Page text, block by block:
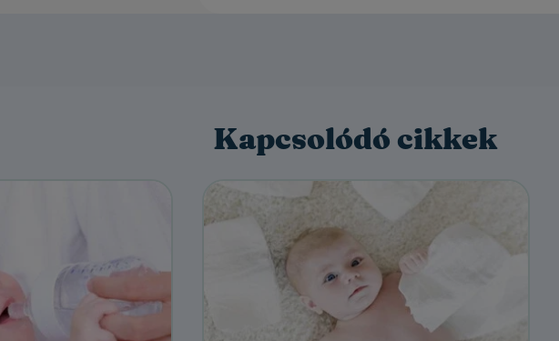
Kapcsolódó cikkek